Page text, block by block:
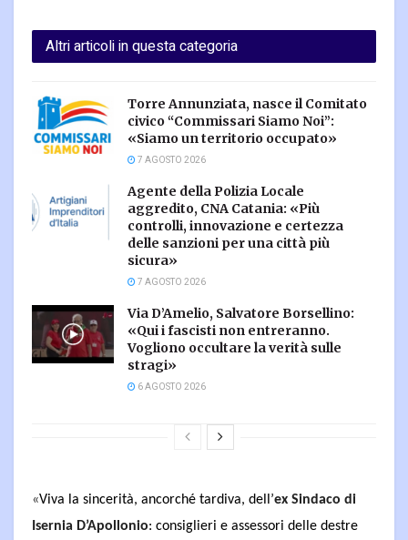
Altri articoli in questa categoria
Torre Annunziata, nasce il Comitato
civico “Commissari Siamo Noi”:
«Siamo un territorio occupato»
7 AGOSTO 2026
Agente della Polizia Locale
aggredito, CNA Catania: «Più
controlli, innovazione e certezza
delle sanzioni per una città più
sicura»
7 AGOSTO 2026
Via D’Amelio, Salvatore Borsellino:
«Qui i fascisti non entreranno.
Vogliono occultare la verità sulle
stragi»
6 AGOSTO 2026
«Viva la sincerità, ancorché tardiva, dell’ex Sindaco di
Isernia D’Apollonio: consiglieri e assessori delle destre